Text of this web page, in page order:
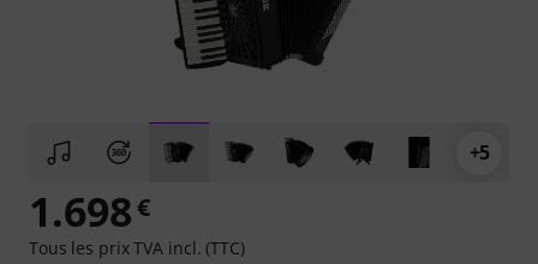
+5
1.698€
Tous les prix TVA incl. (TTC)